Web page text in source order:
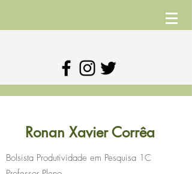
Ronan Xavier Corrêa
Bolsista Produtividade em Pesquisa 1C